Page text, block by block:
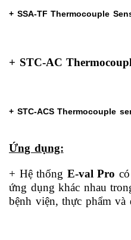
+ SSA-TF Thermocouple
+ STC-AC
+ STC-ACS Thermocouple
Ứng dụng:
+ Hệ thống E-val Pro
ứng dụng khác nhau
bệnh viện, thực phẩm và